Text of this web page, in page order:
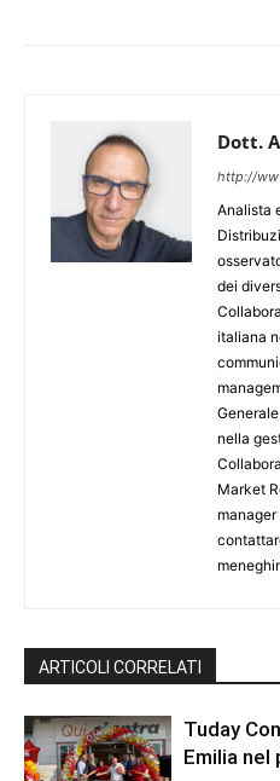
Dott.
http://
Analista
dei
italiana
nella
Market
ARTICOLI CORRELATI
Tuday
Emilia nel